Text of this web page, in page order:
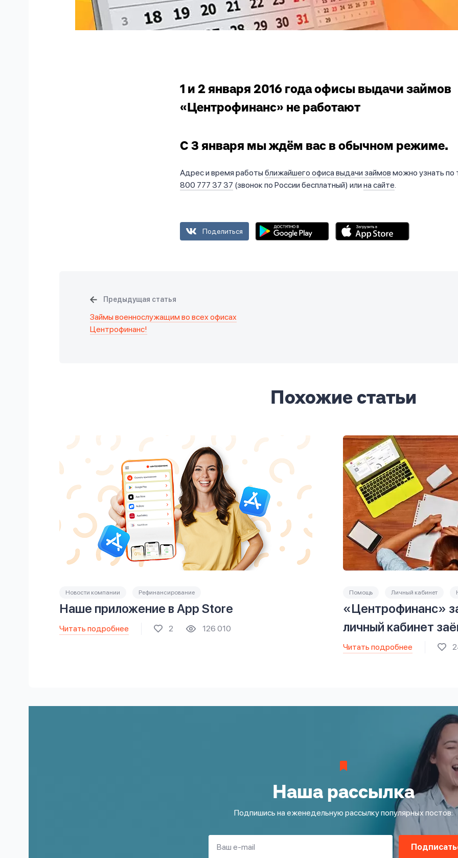
1 и 2 января 2016 года офисы выдачи займов
«Центрофинанс» не работают
C 3 января мы ждём вас в обычном режиме.
Адрес и время работы ближайшего офиса выдачи займов можно узнать по
800 777 37 37 (звонок по России бесплатный) или на сайте.
Поделиться
Предыдущая статья
Займы военнослужащим во всех офисах
Центрофинанс!
Похожие статьи
Новости компании Рефинансирование
Наше приложение в App Store
Читать подробнее 2 126 010
Помощь Личный кабинет
«Центрофинанс»
личный кабинет
Читать подробнее
Наша рассылка
Подпишись на еженедельную рассылку популярных постов: